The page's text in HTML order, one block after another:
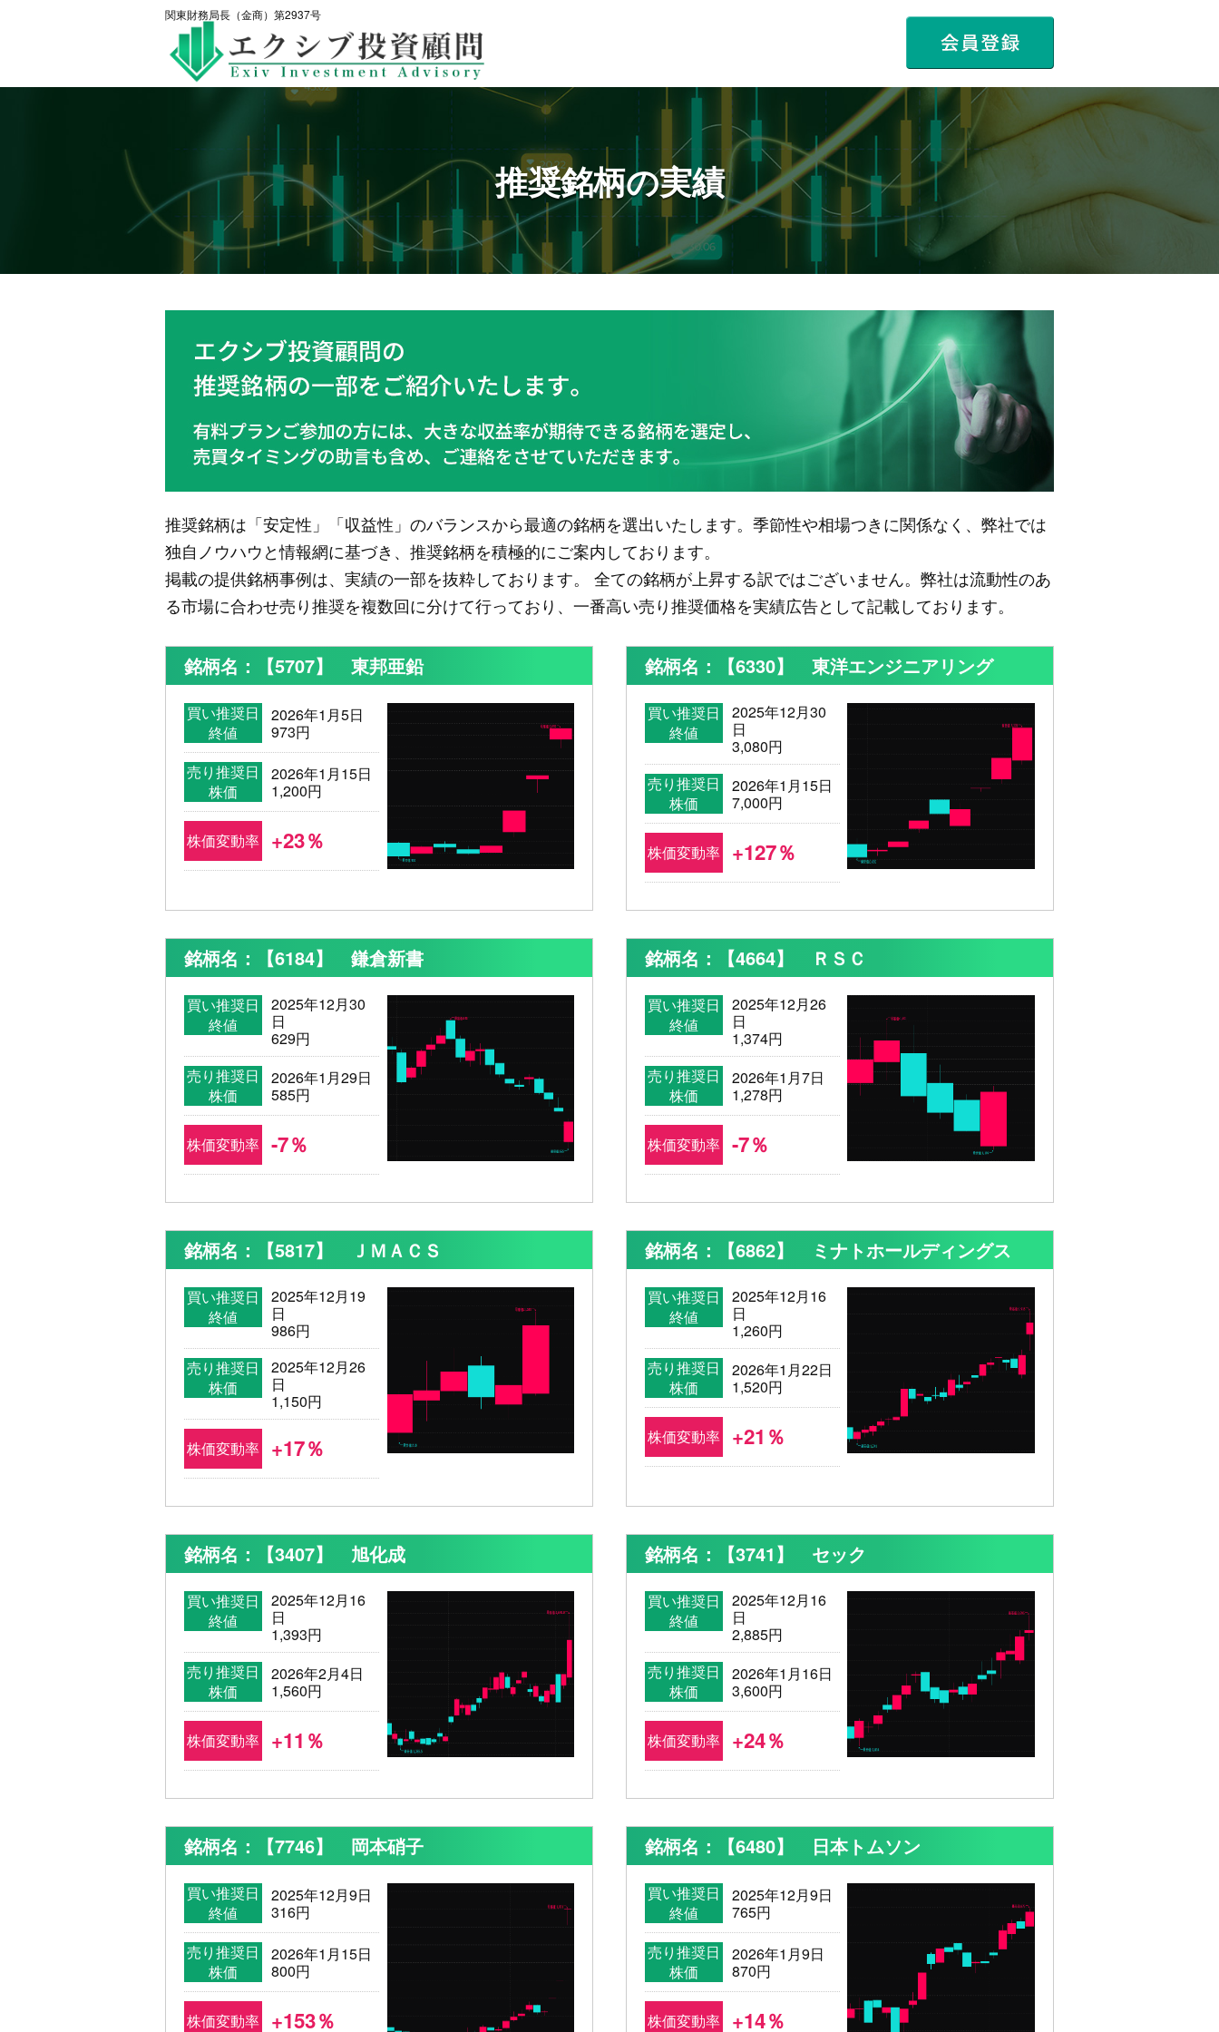
関東財務局長（金商）第2937号
推奨銘柄の実績
推奨銘柄は「安定性」「収益性」のバランスから最適の銘柄を選出いたします。季節性や相場つきに関係なく、弊社では
独自ノウハウと情報網に基づき、推奨銘柄を積極的にご案内しております。
掲載の提供銘柄事例は、実績の一部を抜粋しております。 全ての銘柄が上昇する訳ではございません。弊社は流動性のあ
る市場に合わせ売り推奨を複数回に分けて行っており、一番高い売り推奨価格を実績広告として記載しております。
銘柄名：【5707】 東邦亜鉛
買い推奨日
終値
2026年1月5日
973円
売り推奨日
株価
2026年1月15日
1,200円
株価変動率 +23％
銘柄名：【6330】 東洋エンジニアリング
買い推奨日
終値
2025年12月30
日
3,080円
売り推奨日
株価
2026年1月15日
7,000円
株価変動率 +127％
銘柄名：【6184】 鎌倉新書
買い推奨日
終値
2025年12月30
日
629円
売り推奨日
株価
2026年1月29日
585円
株価変動率 -7％
銘柄名：【4664】 ＲＳＣ
買い推奨日
終値
2025年12月26
日
1,374円
売り推奨日
株価
2026年1月7日
1,278円
株価変動率 -7％
銘柄名：【5817】 ＪＭＡＣＳ
買い推奨日
終値
2025年12月19
日
986円
売り推奨日
株価
2025年12月26
日
1,150円
株価変動率 +17％
銘柄名：【6862】 ミナトホールディングス
買い推奨日
終値
2025年12月16
日
1,260円
売り推奨日
株価
2026年1月22日
1,520円
株価変動率 +21％
銘柄名：【3407】 旭化成
買い推奨日
終値
2025年12月16
日
1,393円
売り推奨日
株価
2026年2月4日
1,560円
株価変動率 +11％
銘柄名：【3741】 セック
買い推奨日
終値
2025年12月16
日
2,885円
売り推奨日
株価
2026年1月16日
3,600円
株価変動率 +24％
銘柄名：【7746】 岡本硝子
買い推奨日
終値
2025年12月9日
316円
売り推奨日
株価
2026年1月15日
800円
株価変動率 +153％
銘柄名：【6480】 日本トムソン
買い推奨日
終値
2025年12月9日
765円
売り推奨日
株価
2026年1月9日
870円
株価変動率 +14％